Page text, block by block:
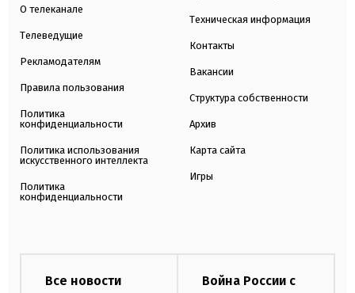
О телеканале
Телеведущие
Рекламодателям
Правила пользования
Политика
конфиденциальности
Политика использования
искусственного интеллекта
Политика
конфиденциальности
Техническая информация
Контакты
Вакансии
Структура собственности
Архив
Карта сайта
Игры
Все новости
Война России с